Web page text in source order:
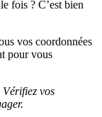
fois ? C’est bien
vos coordonnées
pour vous
vos